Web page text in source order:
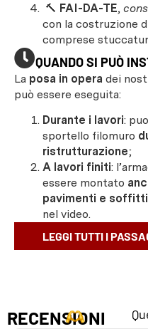
🔨 FAI-DA-TE,
con la costruzione
comprese
QUANDO SI PUÒ
La posa in opera dei
può essere eseguita:
Durante i lavori:
sportello filomuro
ristrutturazione;
A lavori finiti:
essere montato
pavimenti e
nel video.
LEGGI TUTTI I
RECENSIONI